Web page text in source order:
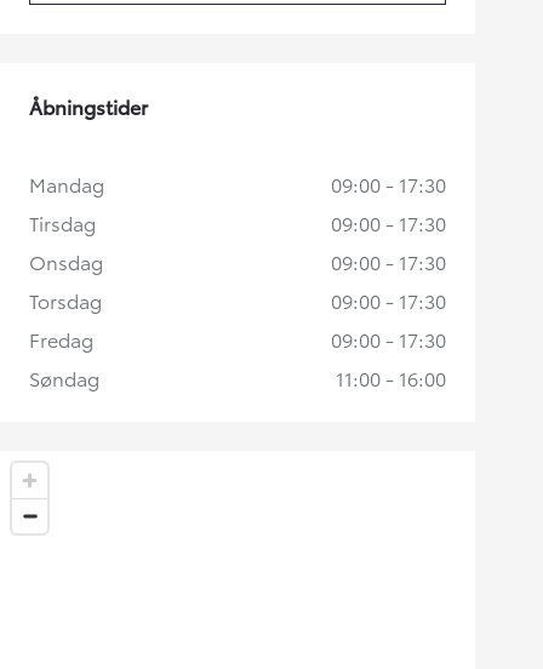
Åbningstider
Mandag
09:00 - 17:30
Tirsdag
09:00 - 17:30
Onsdag
09:00 - 17:30
Torsdag
09:00 - 17:30
Fredag
09:00 - 17:30
Søndag
11:00 - 16:00